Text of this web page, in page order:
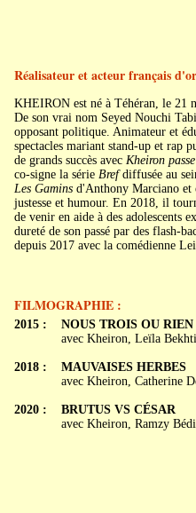
Réalisateur et acteur français
KHEIRON est né à Téhéran, le 21
De son vrai nom Seyed Nouchi
opposant politique. Animateur et
spectacles mariant stand-up et rap
de grands succès avec Kheiron
co-signe la série Brefdiffusée au
Les Gaminsd'Anthony Marciano et
justesse et humour. En 2018, il
de venir en aide à des adolescents
dureté de son passé par des flash-
depuis 2017 avec la comédienne
FILMOGRAPHIE :
2015 :
2018 :
2020 :
NOUS TROIS OU RIEN
avec Kheiron, Leïla
MAUVAISES HERBES
avec Kheiron, Catherine
BRUTUS VS CÉSAR
avec Kheiron, Ramzy